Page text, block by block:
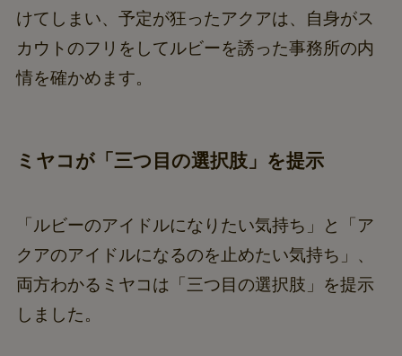
けてしまい、予定が狂ったアクアは、自身がス
カウトのフリをしてルビーを誘った事務所の内
情を確かめます。
ミヤコが「三つ目の選択肢」を提示
「ルビーのアイドルになりたい気持ち」と「ア
クアのアイドルになるのを止めたい気持ち」、
両方わかるミヤコは「三つ目の選択肢」を提示
しました。